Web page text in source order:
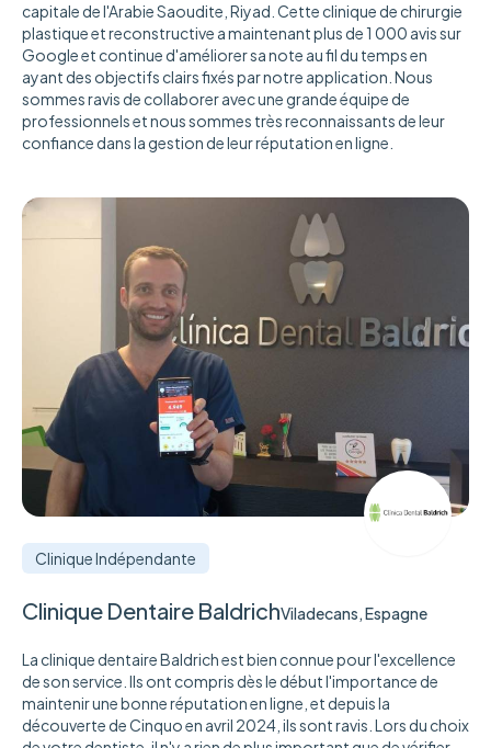
capitale de l'Arabie Saoudite, Riyad. Cette clinique de chirurgie
plastique et reconstructive a maintenant plus de 1 000 avis sur
Google et continue d'améliorer sa note au fil du temps en
ayant des objectifs clairs fixés par notre application. Nous
sommes ravis de collaborer avec une grande équipe de
professionnels et nous sommes très reconnaissants de leur
confiance dans la gestion de leur réputation en ligne.
Clinique Indépendante
Clinique Dentaire BaldrichViladecans, Espagne
La clinique dentaire Baldrich est bien connue pour l'excellence
de son service. Ils ont compris dès le début l'importance de
maintenir une bonne réputation en ligne, et depuis la
découverte de Cinquo en avril 2024, ils sont ravis. Lors du choix